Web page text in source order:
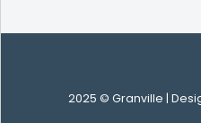
2025 © Granville |